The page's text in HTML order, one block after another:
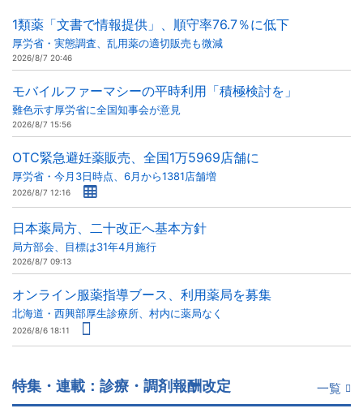
1類薬「文書で情報提供」、順守率76.7％に低下
厚労省・実態調査、乱用薬の適切販売も微減
2026/8/7 20:46
モバイルファーマシーの平時利用「積極検討を」
難色示す厚労省に全国知事会が意見
2026/8/7 15:56
OTC緊急避妊薬販売、全国1万5969店舗に
厚労省・今月3日時点、6月から1381店舗増
2026/8/7 12:16
日本薬局方、二十改正へ基本方針
局方部会、目標は31年4月施行
2026/8/7 09:13
オンライン服薬指導ブース、利用薬局を募集
北海道・西興部厚生診療所、村内に薬局なく
2026/8/6 18:11
特集・連載：診療・調剤報酬改定 一覧